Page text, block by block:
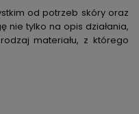
od potrzeb skóryoraz
nie tylko na opis działania,
materiału, z którego